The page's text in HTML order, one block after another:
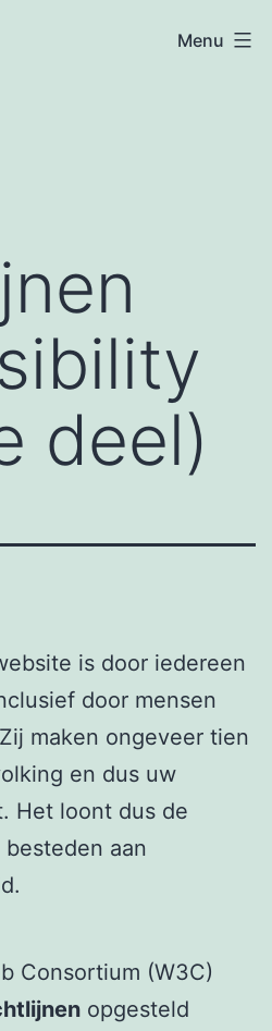
Menu
deel)
is door iedereen
door mensen
maken ongeveer tien
en dus uw
Het loont dus de
aan
Consortium (W3C)
opgesteld